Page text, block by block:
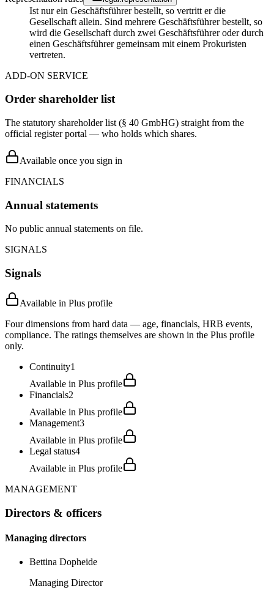
Ist nur ein Geschäftsführer bestellt, so vertritt er die
Gesellschaft allein. Sind mehrere Geschäftsführer bestellt, so
wird die Gesellschaft durch zwei Geschäftsführer oder durch
einen Geschäftsführer gemeinsam mit einem Prokuristen
vertreten.
ADD-ON SERVICE
Order shareholder list
The statutory shareholder list (§ 40 GmbHG) straight from the
official register portal — who holds which shares.
Available once you sign in
FINANCIALS
Annual statements
No public annual statements on file.
SIGNALS
Signals
Available in Plus profile
Four dimensions from hard data — age, financials, HRB events,
compliance. The ratings themselves are shown in the Plus profile
only.
Continuity1
Available in Plus profile
Financials2
Available in Plus profile
Management3
Available in Plus profile
Legal status4
Available in Plus profile
MANAGEMENT
Directors & officers
Managing directors
Bettina Dopheide
Managing Director